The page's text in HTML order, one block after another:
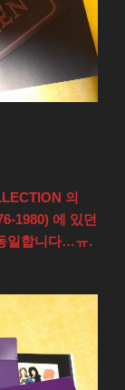
의
1980) 에 있던
일합니다…ㅠ.